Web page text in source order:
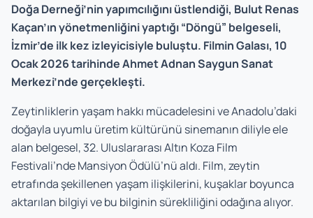
Doğa Derneği’nin yapımcılığını üstlendiği, Bulut Renas
Kaçan’ın yönetmenliğini yaptığı “Döngü” belgeseli,
İzmir’de ilk kez izleyicisiyle buluştu. Filmin Galası, 10
Ocak 2026 tarihinde Ahmet Adnan Saygun Sanat
Merkezi’nde gerçekleşti.
Zeytinliklerin yaşam hakkı mücadelesini ve Anadolu’daki
doğayla uyumlu üretim kültürünü sinemanın diliyle ele
alan belgesel, 32. Uluslararası Altın Koza Film
Festivali’nde Mansiyon Ödülü’nü aldı. Film, zeytin
etrafında şekillenen yaşam ilişkilerini, kuşaklar boyunca
aktarılan bilgiyi ve bu bilginin sürekliliğini odağına alıyor.